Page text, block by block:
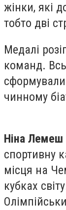
жінки, які
тобто дві
Медалі
команд.
чинному
Ніна Лемеш
спортивну
місця на
кубках